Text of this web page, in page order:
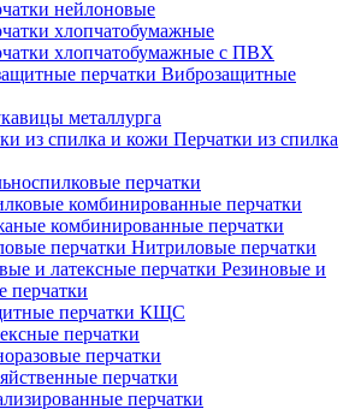
нейлоновые
хлопчатобумажные
хлопчатобумажные с ПВХ
Виброзащитные
металлурга
Перчатки из спилка
перчатки
комбинированные перчатки
комбинированные перчатки
Нитриловые перчатки
Резиновые и
перчатки
перчатки КЩС
перчатки
перчатки
перчатки